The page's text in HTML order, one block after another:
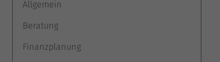
Allgemein
Beratung
Finanzplanung